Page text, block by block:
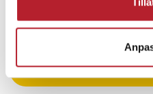
Artikelnummer